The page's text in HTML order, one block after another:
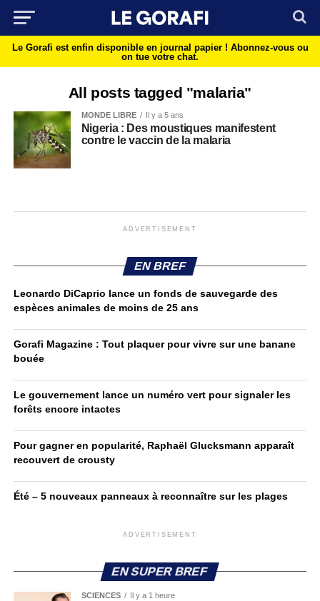
Le Gorafi est enfin disponible en journal papier ! Abonnez-vous ou
on tue votre chat.
All posts tagged "malaria"
MONDE LIBRE Il y a 5 ans
Nigeria : Des moustiques manifestent
contre le vaccin de la malaria
ADVERTISEMENT
EN BREF
Leonardo DiCaprio lance un fonds de sauvegarde des
espèces animales de moins de 25 ans
Gorafi Magazine : Tout plaquer pour vivre sur une banane
bouée
Le gouvernement lance un numéro vert pour signaler les
forêts encore intactes
Pour gagner en popularité, Raphaël Glucksmann apparaît
recouvert de crousty
Été – 5 nouveaux panneaux à reconnaître sur les plages
ADVERTISEMENT
EN SUPER BREF
SCIENCES Il y a 1 heure